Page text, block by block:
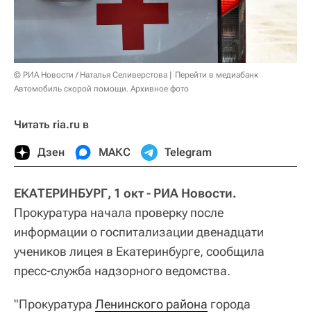
© РИА Новости / Наталья Селиверстова
Перейти в медиабанк
Автомобиль скорой помощи. Архивное фото
Читать ria.ru в
Дзен МАКС Telegram
ЕКАТЕРИНБУРГ, 1 окт - РИА Новости.
Прокуратура начала проверку после
информации о госпитализации двенадцати
учеников лицея в Екатеринбурге, сообщила
пресс-служба надзорного ведомства.
"Прокуратура Ленинского района города